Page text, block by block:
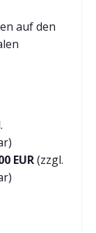
auf den
EUR(zzgl.